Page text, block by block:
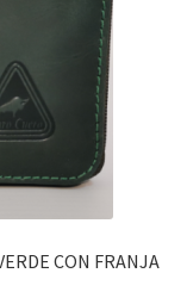
CON FRANJA